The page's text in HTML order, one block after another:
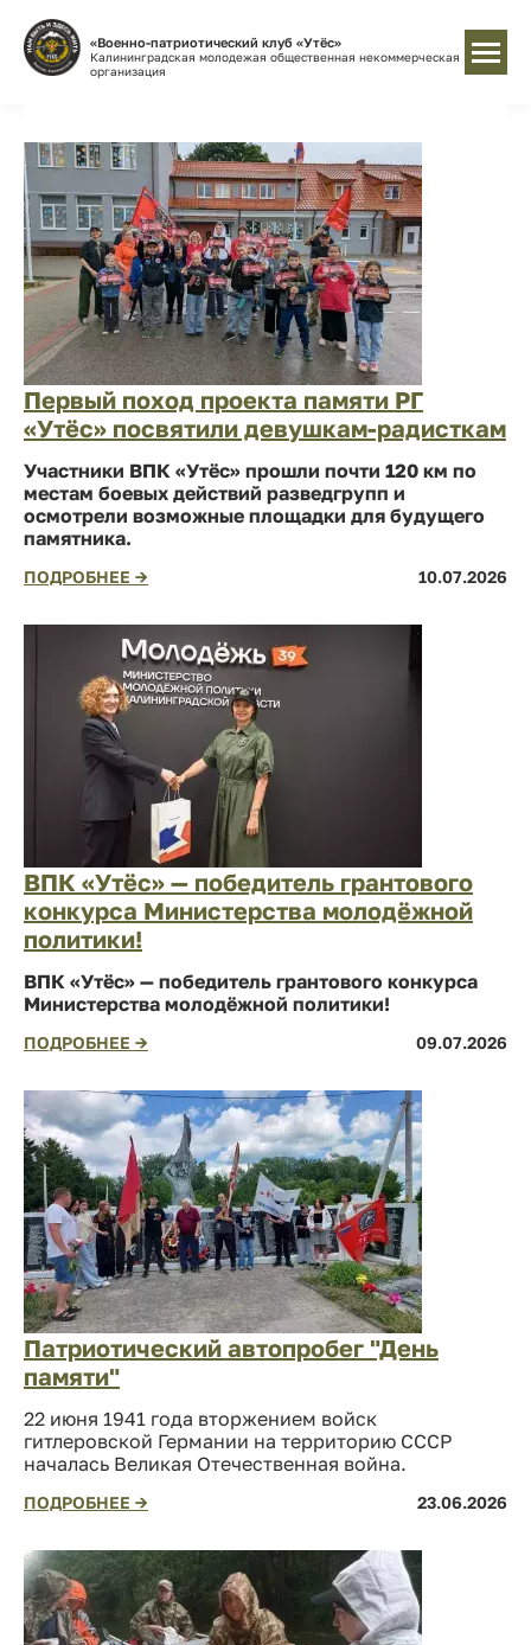
«Военно-патриотический клуб «Утёс»
Калининградская молодежая общественная некоммерческая
организация
Первый поход проекта памяти РГ
«Утёс» посвятили девушкам-радисткам
Участники ВПК «Утёс» прошли почти 120 км по
местам боевых действий разведгрупп и
осмотрели возможные площадки для будущего
памятника.
ПОДРОБНЕЕ → 10.07.2026
ВПК «Утёс» — победитель грантового
конкурса Министерства молодёжной
политики!
ВПК «Утёс» — победитель грантового конкурса
Министерства молодёжной политики!
ПОДРОБНЕЕ → 09.07.2026
Патриотический автопробег "День
памяти"
22 июня 1941 года вторжением войск
гитлеровской Германии на территорию СССР
началась Великая Отечественная война.
ПОДРОБНЕЕ → 23.06.2026